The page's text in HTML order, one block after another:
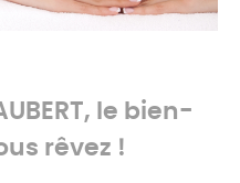
le bien-
rêvez !